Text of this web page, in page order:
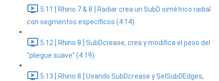
5.11 [ Rhino 7 & 8 ] Radiar crea un SubD simétrico radial
con segmentos específicos (4:14)
5.12 [ Rhino 8 ] SubDcrease, crea y modifica el peso del
"pliegue suave" (4:19)
5.13 [ Rhino 8 ] Usando SubDcrease y SelSubDEdges,